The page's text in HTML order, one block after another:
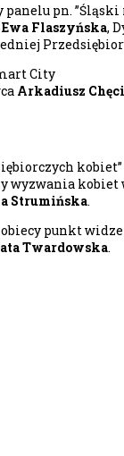
pn. ”Śląski
Ewa Flaszyńska,
City
Arkadiusz
kobiet”
kobiet
Strumińska.
punkt
Twardowska.